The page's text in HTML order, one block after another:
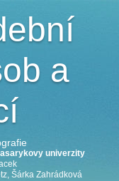
a
univerzity
Šárka Zahrádková